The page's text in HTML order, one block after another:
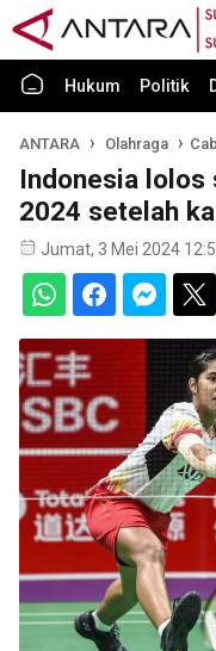
Hukum Politik
ANTARA Olahraga
Indonesia lolos
2024 setelah
Jumat, 3 Mei 2024